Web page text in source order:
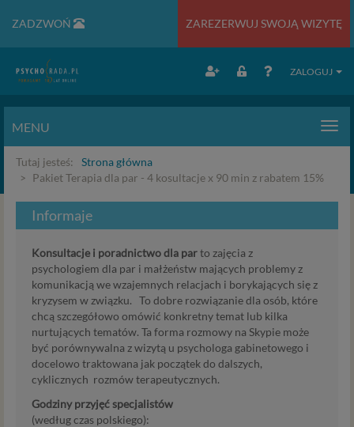
ZADZWOŃ ZAREZERWUJ SWOJĄ WIZYTĘ
ZALOGUJ
MENU
Tutaj jesteś:
Strona główna
Pakiet Terapia dla par - 4 kosultacje x 90 min z rabatem 15%
Informaje
Konsultacje i poradnictwo dla parto zajęcia z
psychologiem dla par i małżeństw mających problemy z
komunikacją we wzajemnych relacjach i borykających się z
kryzysem w związku. To dobre rozwiązanie dla osób, które
chcą szczegółowo omówić konkretny temat lub kilka
nurtujących tematów. Ta forma rozmowy na Skypie może
być porównywalna z wizytą u psychologa gabinetowego i
docelowo traktowana jak początek do dalszych,
cyklicznych rozmów terapeutycznych.
Godziny przyjęć specjalistów
(według czas polskiego):